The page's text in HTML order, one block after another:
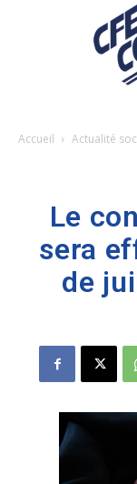
Accueil Actualité
Le
sera
de